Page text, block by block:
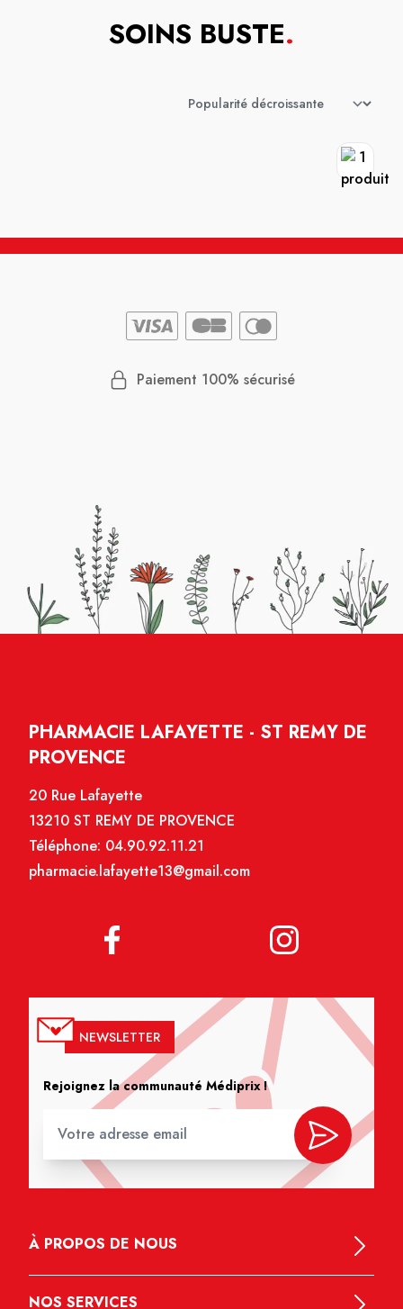
SOINS BUSTE.
Paiement 100% sécurisé
PHARMACIE LAFAYETTE - ST REMY DE
PROVENCE
20 Rue Lafayette
13210 ST REMY DE PROVENCE
Téléphone: 04.90.92.11.21
pharmacie.lafayette13@gmail.com
NEWSLETTER
Rejoignez la communauté Médiprix !
À PROPOS DE NOUS
NOS SERVICES